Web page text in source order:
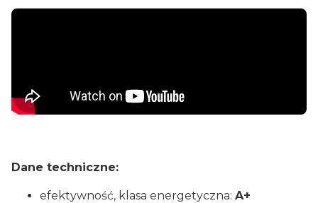
Dane techniczne:
efektywność, klasa energetyczna: A+